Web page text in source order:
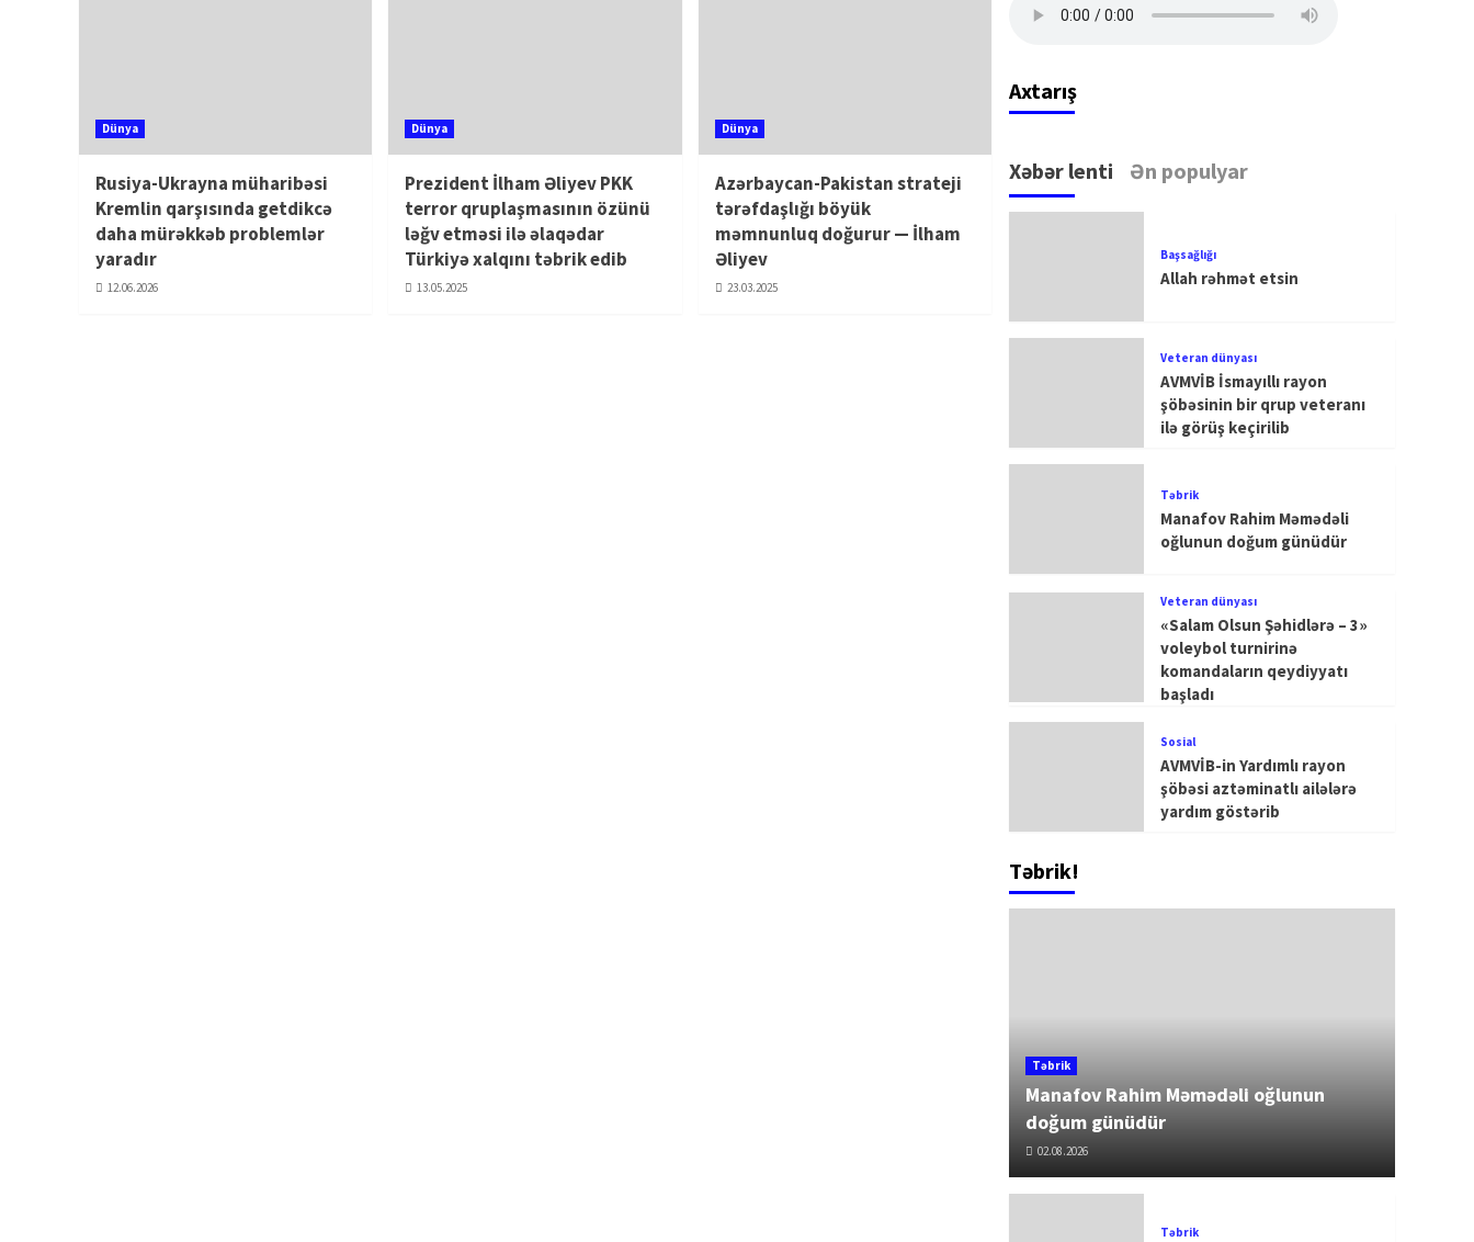
Dünya
Rusiya-Ukrayna müharibəsi
Kremlin qarşısında getdikcə
daha mürəkkəb problemlər
yaradır
12.06.2026
Dünya
Prezident İlham Əliyev PKK
terror qruplaşmasının özünü
ləğv etməsi ilə əlaqədar
Türkiyə xalqını təbrik edib
13.05.2025
Dünya
Azərbaycan-Pakistan strateji
tərəfdaşlığı böyük
məmnunluq doğurur — İlham
Əliyev
23.03.2025
Axtarış
Xəbər lenti Ən populyar
Başsağlığı
Allah rəhmət etsin
Veteran dünyası
AVMVİB İsmayıllı rayon
şöbəsinin bir qrup veteranı
ilə görüş keçirilib
Təbrik
Manafov Rahim Məmədəli
oğlunun doğum günüdür
Veteran dünyası
«Salam Olsun Şəhidlərə – 3»
voleybol turnirinə
komandaların qeydiyyatı
başladı
Sosial
AVMVİB-in Yardımlı rayon
şöbəsi aztəminatlı ailələrə
yardım göstərib
Təbrik!
Təbrik
Manafov Rahim Məmədəli oğlunun
doğum günüdür
02.08.2026
Təbrik